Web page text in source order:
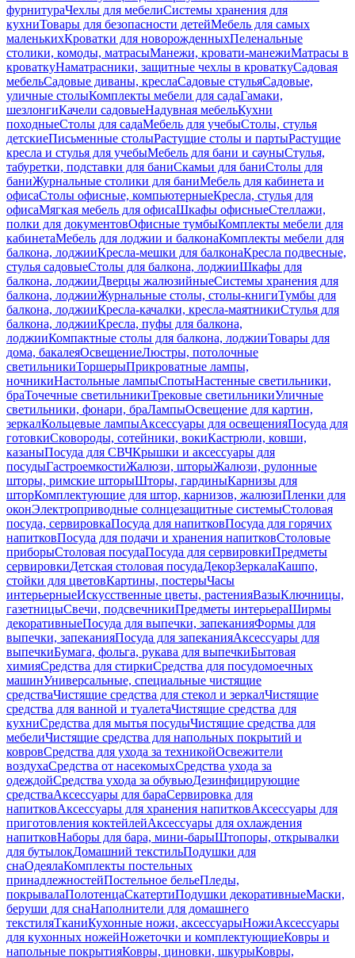
фурнитураЧехлы для мебелиСистемы хранения для
кухниТовары для безопасности детейМебель для самых
маленькихКроватки для новорожденныхПеленальные
столики, комоды, матрасыМанежи, кровати-манежиМатрасы в
кроваткуНаматрасники, защитные чехлы в кроваткуСадовая
мебельСадовые диваны, креслаСадовые стульяСадовые,
уличные столыКомплекты мебели для садаГамаки,
шезлонгиКачели садовыеНадувная мебельКухни
походныеСтолы для садаМебель для учебыСтолы, стулья
детскиеПисьменные столыРастущие столы и партыРастущие
кресла и стулья для учебыМебель для бани и сауныСтулья,
табуретки, подставки для баниСкамьи для баниСтолы для
баниЖурнальные столики для баниМебель для кабинета и
офисаСтолы офисные, компьютерныеКресла, стулья для
офисаМягкая мебель для офисаШкафы офисныеСтеллажи,
полки для документовОфисные тумбыКомплекты мебели для
кабинетаМебель для лоджии и балконаКомплекты мебели для
балкона, лоджииКресла-мешки для балконаКресла подвесные,
стулья садовыеСтолы для балкона, лоджииШкафы для
балкона, лоджииДверцы жалюзийныеСистемы хранения для
балкона, лоджииЖурнальные столы, столы-книгиТумбы для
балкона, лоджииКресла-качалки, кресла-маятникиСтулья для
балкона, лоджииКресла, пуфы для балкона,
лоджииКомпактные столы для балкона, лоджииТовары для
дома, бакалеяОсвещениеЛюстры, потолочные
светильникиТоршерыПрикроватные лампы,
ночникиНастольные лампыСпотыНастенные светильники,
браТочечные светильникиТрековые светильникиУличные
светильники, фонари, браЛампыОсвещение для картин,
зеркалКольцевые лампыАксессуары для освещенияПосуда для
готовкиСковороды, сотейники, вокиКастрюли, ковши,
казаныПосуда для СВЧКрышки и аксессуары для
посудыГастроемкостиЖалюзи, шторыЖалюзи, рулонные
шторы, римские шторыШторы, гардиныКарнизы для
шторКомплектующие для штор, карнизов, жалюзиПленки для
оконЭлектроприводные солнцезащитные системыСтоловая
посуда, сервировкаПосуда для напитковПосуда для горячих
напитковПосуда для подачи и хранения напитковСтоловые
приборыСтоловая посудаПосуда для сервировкиПредметы
сервировкиДетская столовая посудаДекорЗеркалаКашпо,
стойки для цветовКартины, постерыЧасы
интерьерныеИскусственные цветы, растенияВазыКлючницы,
газетницыСвечи, подсвечникиПредметы интерьераШирмы
декоративныеПосуда для выпечки, запеканияФормы для
выпечки, запеканияПосуда для запеканияАксессуары для
выпечкиБумага, фольга, рукава для выпечкиБытовая
химияСредства для стиркиСредства для посудомоечных
машинУниверсальные, специальные чистящие
средстваЧистящие средства для стекол и зеркалЧистящие
средства для ванной и туалетаЧистящие средства для
кухниСредства для мытья посудыЧистящие средства для
мебелиЧистящие средства для напольных покрытий и
ковровСредства для ухода за техникойОсвежители
воздухаСредства от насекомыхСредства ухода за
одеждойСредства ухода за обувьюДезинфицирующие
средстваАксессуары для бараСервировка для
напитковАксессуары для хранения напитковАксессуары для
приготовления коктейлейАксессуары для охлаждения
напитковНаборы для бара, мини-барыШтопоры, открывалки
для бутылокДомашний текстильПодушки для
снаОдеялаКомплекты постельных
принадлежностейПостельное бельеПледы,
покрывалаПолотенцаСкатертиПодушки декоративныеМаски,
беруши для снаНаполнители для домашнего
текстиляТканиКухонные ножи, аксессуарыНожиАксессуары
для кухонных ножейНожеточки и комплектующиеКовры и
напольные покрытияКовры, циновки, шкурыКовры,